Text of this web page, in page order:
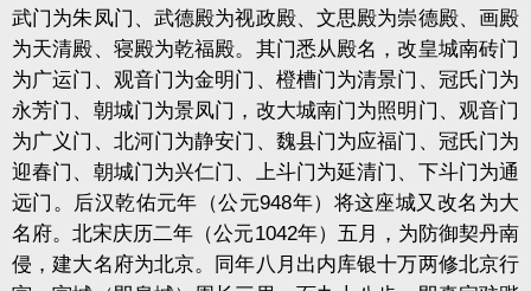
武门为朱凤门、武德殿为视政殿、文思殿为崇德殿、画殿
为天清殿、寝殿为乾福殿。其门悉从殿名，改皇城南砖门
为广运门、观音门为金明门、橙槽门为清景门、冠氏门为
永芳门、朝城门为景凤门，改大城南门为照明门、观音门
为广义门、北河门为静安门、魏县门为应福门、冠氏门为
迎春门、朝城门为兴仁门、上斗门为延清门、下斗门为通
远门。后汉乾佑元年（公元948年）将这座城又改名为大
名府。北宋庆历二年（公元1042年）五月，为防御契丹南
侵，建大名府为北京。同年八月出内库银十万两修北京行